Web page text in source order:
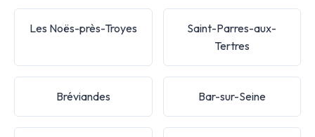
Les Noës-près-Troyes
Saint-Parres-aux-
Tertres
Bréviandes Bar-sur-Seine